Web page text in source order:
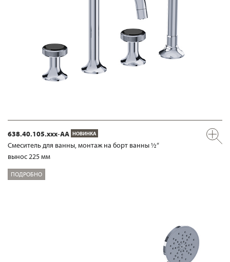
638.40.105.xxx-AA НОВИНКА
Смеситель для ванны, монтаж на борт ванны ½“
вынос 225 мм
ПОДРОБНО